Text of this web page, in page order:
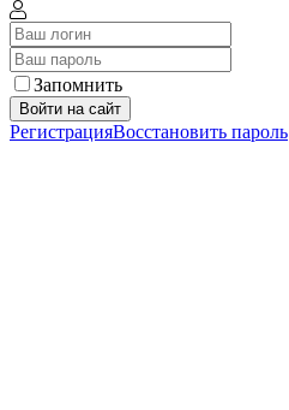
Запомнить
Войти на сайт
РегистрацияВосстановить пароль